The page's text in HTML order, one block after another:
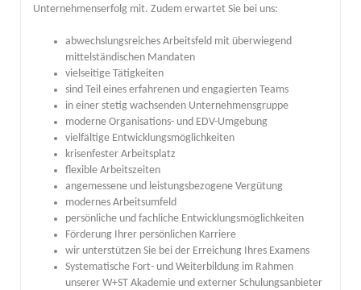
Unternehmenserfolg mit. Zudem erwartet Sie bei uns:
abwechslungsreiches Arbeitsfeld mit überwiegend
mittelständischen Mandaten
vielseitige Tätigkeiten
sind Teil eines erfahrenen und engagierten Teams
in einer stetig wachsenden Unternehmensgruppe
moderne Organisations- und EDV-Umgebung
vielfältige Entwicklungsmöglichkeiten
krisenfester Arbeitsplatz
flexible Arbeitszeiten
angemessene und leistungsbezogene Vergütung
modernes Arbeitsumfeld
persönliche und fachliche Entwicklungsmöglichkeiten
Förderung Ihrer persönlichen Karriere
wir unterstützen Sie bei der Erreichung Ihres Examens
Systematische Fort- und Weiterbildung im Rahmen
unserer W+ST Akademie und externer Schulungsanbieter